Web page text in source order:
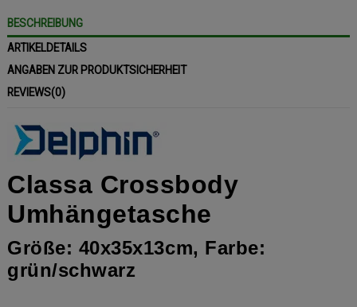
BESCHREIBUNG
ARTIKELDETAILS
ANGABEN ZUR PRODUKTSICHERHEIT
REVIEWS(0)
Classa Crossbody
Umhängetasche
Größe: 40x35x13cm, Farbe:
grün/schwarz